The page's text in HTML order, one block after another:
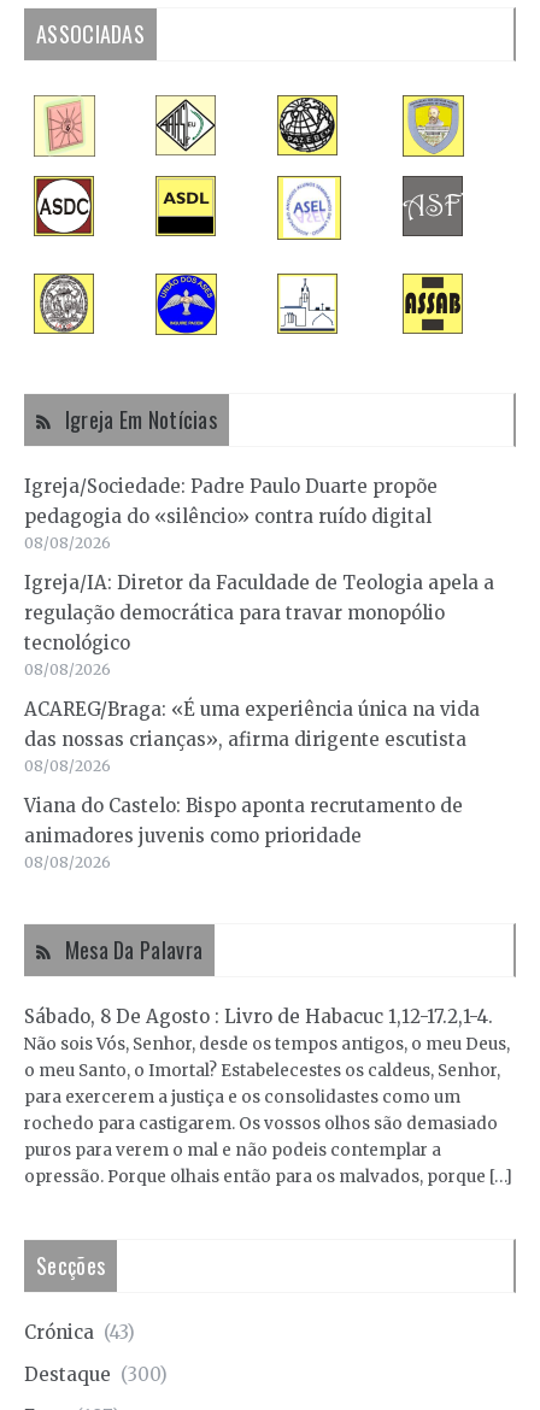
ASSOCIADAS
Igreja Em Notícias
Igreja/Sociedade: Padre Paulo Duarte propõe
pedagogia do «silêncio» contra ruído digital
08/08/2026
Igreja/IA: Diretor da Faculdade de Teologia apela a
regulação democrática para travar monopólio
tecnológico
08/08/2026
ACAREG/Braga: «É uma experiência única na vida
das nossas crianças», afirma dirigente escutista
08/08/2026
Viana do Castelo: Bispo aponta recrutamento de
animadores juvenis como prioridade
08/08/2026
Mesa Da Palavra
Sábado, 8 De Agosto : Livro de Habacuc 1,12-17.2,1-4.
Não sois Vós, Senhor, desde os tempos antigos, o meu Deus,
o meu Santo, o Imortal? Estabelecestes os caldeus, Senhor,
para exercerem a justiça e os consolidastes como um
rochedo para castigarem. Os vossos olhos são demasiado
puros para verem o mal e não podeis contemplar a
opressão. Porque olhais então para os malvados, porque […]
Secções
Crónica (43)
Destaque (300)